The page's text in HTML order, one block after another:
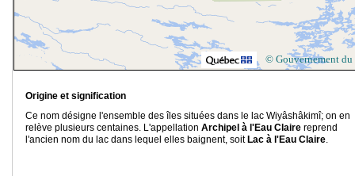
© Gouvernement du
Origine et signification
Ce nom désigne l'ensemble des îles situées dans le lac Wiyâshâkimî; on en
relève plusieurs centaines. L'appellation Archipel à l'Eau Claire reprend
l'ancien nom du lac dans lequel elles baignent, soit Lac à l'Eau Claire.